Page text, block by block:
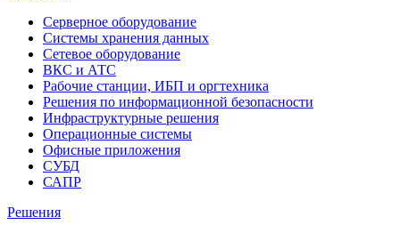
Серверное оборудование
Системы хранения данных
Сетевое оборудование
ВКС и АТС
Рабочие станции, ИБП и оргтехника
Решения по информационной безопасности
Инфраструктурные решения
Операционные системы
Офисные приложения
СУБД
САПР
Решения